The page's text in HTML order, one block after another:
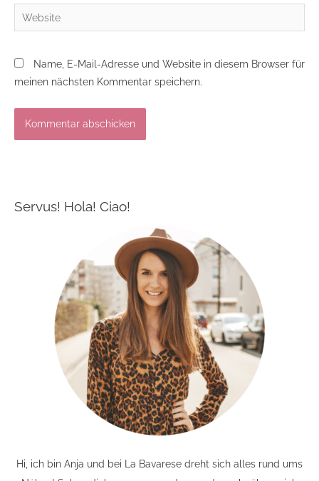
Website
Name, E-Mail-Adresse und Website in diesem Browser für
meinen nächsten Kommentar speichern.
Servus! Hola! Ciao!
Hi, ich bin Anja und bei La Bavarese dreht sich alles rund ums